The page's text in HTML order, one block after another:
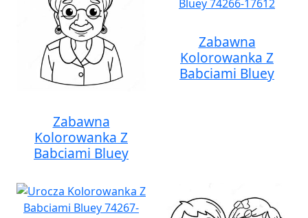
Zabawna
Kolorowanka Z
Babciami Bluey
Zabawna
Kolorowanka Z
Babciami Bluey